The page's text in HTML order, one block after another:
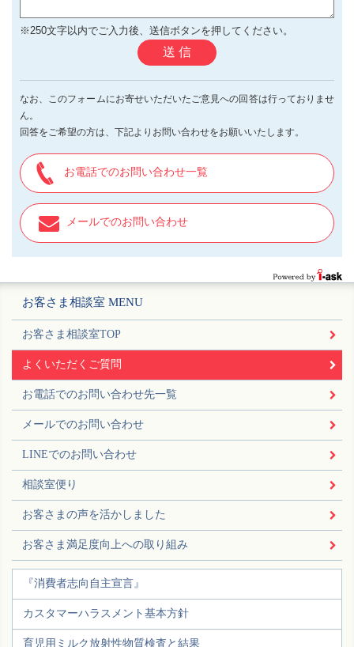
※250文字以内でご入力後、送信ボタンを押してください。
送 信
なお、このフォームにお寄せいただいたご意見への回答は行っておりませ
ん。
回答をご希望の方は、下記よりお問い合わせをお願いいたします。
お電話でのお問い合わせ一覧
メールでのお問い合わせ
お客さま相談室 MENU
お客さま相談室TOP
よくいただくご質問
お電話でのお問い合わせ先一覧
メールでのお問い合わせ
LINEでのお問い合わせ
相談室便り
お客さまの声を活かしました
お客さま満足度向上への取り組み
『消費者志向自主宣言』
カスタマーハラスメント基本方針
育児用ミルク放射性物質検査と結果